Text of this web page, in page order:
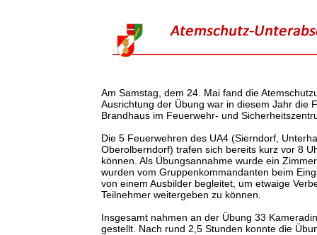
Am Samstag, dem 24. Mai fand die
Ausrichtung der Übung war in diesem Jahr die
Brandhaus im Feuerwehr- und
Die 5 Feuerwehren des UA4 (Sierndorf,
Oberolberndorf) trafen sich bereits kurz vor 8
können. Als Übungsannahme wurde ein
wurden vom Gruppenkommandanten beim
von einem Ausbilder begleitet, um etwaige
Teilnehmer weitergeben zu können.
Insgesamt nahmen an der Übung 33
gestellt. Nach rund 2,5 Stunden konnte die